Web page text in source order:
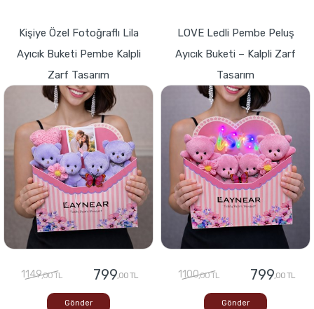
Kişiye Özel Fotoğraflı Lila
Ayıcık Buketi Pembe Kalpli
Zarf Tasarım
1149,00 TL 799,00 TL
Gönder
LOVE Ledli Pembe Peluş
Ayıcık Buketi – Kalpli Zarf
Tasarım
1100,00 TL 799,00 TL
Gönder